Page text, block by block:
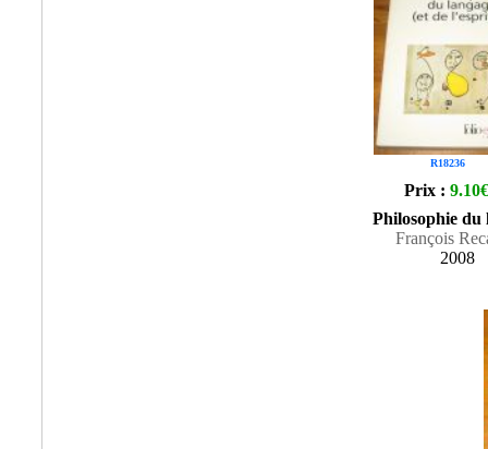
R18236
Prix : 9.10€
Philosophie du
François
2008